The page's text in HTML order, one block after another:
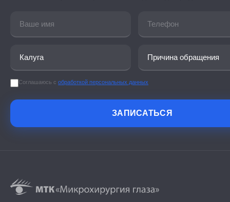
Соглашаюсь с обработкой персональных данных
ЗАПИСАТЬСЯ